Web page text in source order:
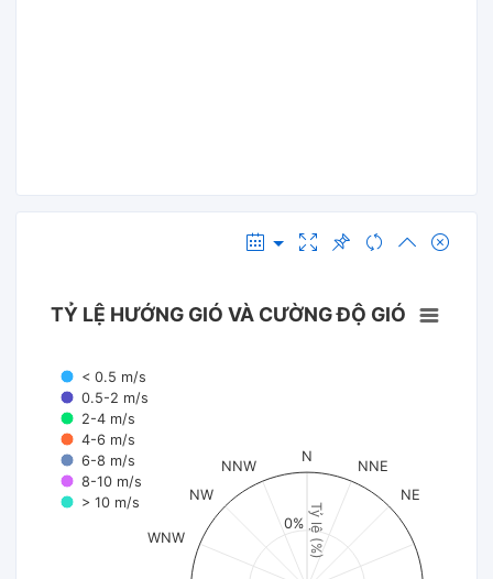
Tỷ lệ (%)
TỶ LỆ HƯỚNG GIÓ VÀ CƯỜNG ĐỘ GIÓ
< 0.5 m/s
0.5-2 m/s
2-4 m/s
4-6 m/s
6-8 m/s
8-10 m/s
> 10 m/s
N
NNE
NE
WNW
NW
NNW
0%